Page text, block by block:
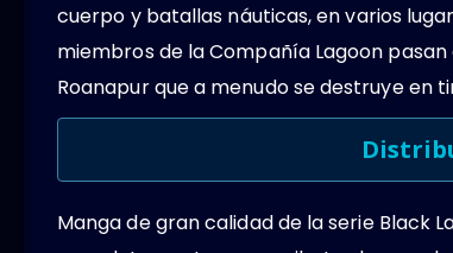
cuerpo y batallas náuticas, en varios
miembros de la Compañía Lagoon
Roanapur que a menudo se destruye en
Manga de gran calidad de la serie Black